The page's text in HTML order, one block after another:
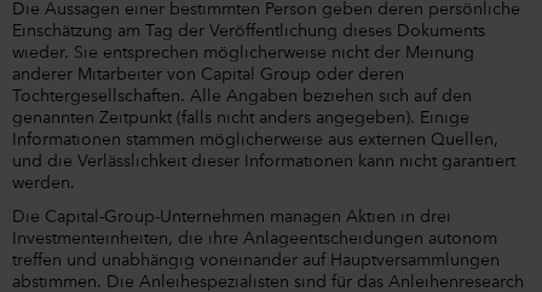
Die Aussagen einer bestimmten Person geben deren persönliche
Einschätzung am Tag der Veröffentlichung dieses Dokuments
wieder. Sie entsprechen möglicherweise nicht der Meinung
anderer Mitarbeiter von Capital Group oder deren
Tochtergesellschaften. Alle Angaben beziehen sich auf den
genannten Zeitpunkt (falls nicht anders angegeben). Einige
Informationen stammen möglicherweise aus externen Quellen,
und die Verlässlichkeit dieser Informationen kann nicht garantiert
werden.
Die Capital-Group-Unternehmen managen Aktien in drei
Investmenteinheiten, die ihre Anlageentscheidungen autonom
treffen und unabhängig voneinander auf Hauptversammlungen
abstimmen. Die Anleihespezialisten sind für das Anleihenresearch